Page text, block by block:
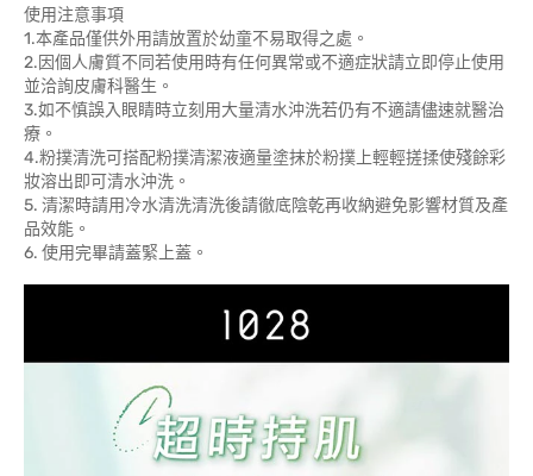
使用注意事項
1.本產品僅供外用請放置於幼童不易取得之處。
2.因個人膚質不同若使用時有任何異常或不適症狀請立即停止使用
並洽詢皮膚科醫生。
3.如不慎誤入眼睛時立刻用大量清水沖洗若仍有不適請儘速就醫治
療。
4.粉撲清洗可搭配粉撲清潔液適量塗抹於粉撲上輕輕搓揉使殘餘彩
妝溶出即可清水沖洗。
5. 清潔時請用冷水清洗清洗後請徹底陰乾再收納避免影響材質及產
品效能。
6. 使用完畢請蓋緊上蓋。